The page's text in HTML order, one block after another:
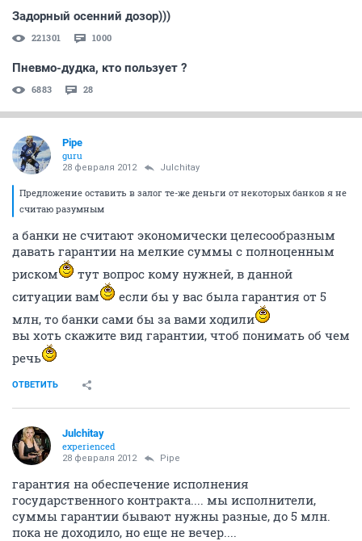
Задорный осенний дозор)))
221301 1000
Пневмо-дудка, кто пользует ?
6883 28
Pipe
guru
28 февраля 2012 Julchitay
Предложение оставить в залог те-же деньги от некоторых банков я не
считаю разумным
а банки не считают экономически целесообразным
давать гарантии на мелкие суммы с полноценным
риском
тут вопрос кому нужней, в данной
ситуации вам
если бы у вас была гарантия от 5
млн, то банки сами бы за вами ходили
вы хоть скажите вид гарантии, чтоб понимать об чем
речь
ОТВЕТИТЬ
Julchitay
experienced
28 февраля 2012 Pipe
гарантия на обеспечение исполнения
государственного контракта.... мы исполнители,
суммы гарантии бывают нужны разные, до 5 млн.
пока не доходило, но еще не вечер....